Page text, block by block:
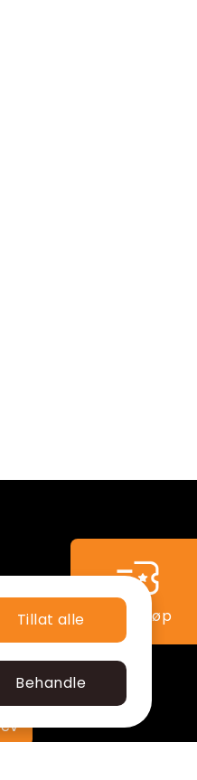
Tillat alle
Behandle
Hurtigkjøp